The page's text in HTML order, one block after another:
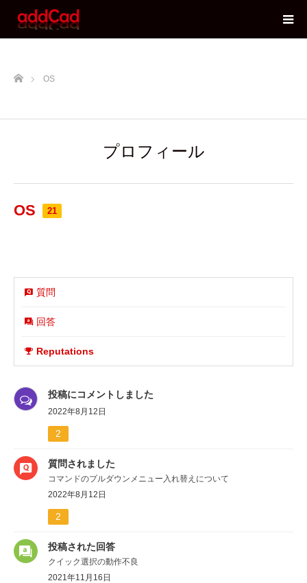
ホームOS
プロフィール
OS 21
質問
回答
Reputations
投稿にコメントしました
2022年8月12日
2
質問されました
コマンドのプルダウンメニュー入れ替えについて
2022年8月12日
2
投稿された回答
クイック選択の動作不良
2021年11月16日